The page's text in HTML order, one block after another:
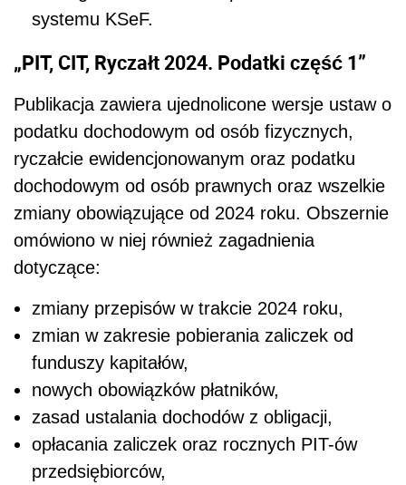
systemu KSeF.
„PIT, CIT, Ryczałt 2024. Podatki część 1”
Publikacja zawiera ujednolicone wersje ustaw o
podatku dochodowym od osób fizycznych,
ryczałcie ewidencjonowanym oraz podatku
dochodowym od osób prawnych oraz wszelkie
zmiany obowiązujące od 2024 roku. Obszernie
omówiono w niej również zagadnienia
dotyczące:
zmiany przepisów w trakcie 2024 roku,
zmian w zakresie pobierania zaliczek od
funduszy kapitałów,
nowych obowiązków płatników,
zasad ustalania dochodów z obligacji,
opłacania zaliczek oraz rocznych PIT-ów
przedsiębiorców,